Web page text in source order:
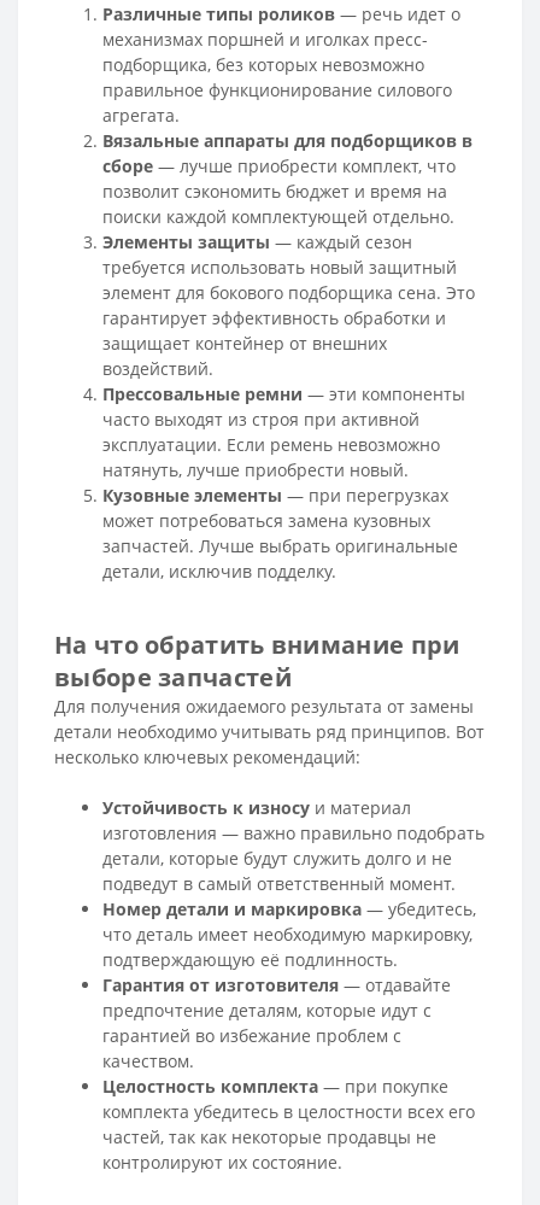
Различные типы роликов — речь идет о
механизмах поршней и иголках пресс-
подборщика, без которых невозможно
правильное функционирование силового
агрегата.
Вязальные аппараты для подборщиков в
сборе — лучше приобрести комплект, что
позволит сэкономить бюджет и время на
поиски каждой комплектующей отдельно.
Элементы защиты — каждый сезон
требуется использовать новый защитный
элемент для бокового подборщика сена. Это
гарантирует эффективность обработки и
защищает контейнер от внешних
воздействий.
Прессовальные ремни — эти компоненты
часто выходят из строя при активной
эксплуатации. Если ремень невозможно
натянуть, лучше приобрести новый.
Кузовные элементы — при перегрузках
может потребоваться замена кузовных
запчастей. Лучше выбрать оригинальные
детали, исключив подделку.
На что обратить внимание при
выборе запчастей
Для получения ожидаемого результата от замены
детали необходимо учитывать ряд принципов. Вот
несколько ключевых рекомендаций:
Устойчивость к износу и материал
изготовления — важно правильно подобрать
детали, которые будут служить долго и не
подведут в самый ответственный момент.
Номер детали и маркировка — убедитесь,
что деталь имеет необходимую маркировку,
подтверждающую её подлинность.
Гарантия от изготовителя — отдавайте
предпочтение деталям, которые идут с
гарантией во избежание проблем с
качеством.
Целостность комплекта — при покупке
комплекта убедитесь в целостности всех его
частей, так как некоторые продавцы не
контролируют их состояние.